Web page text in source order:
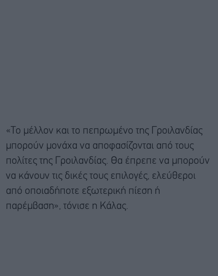
«Το μέλλον και το πεπρωμένο της Γροιλανδίας
μπορούν μονάχα να αποφασίζονται από τους
πολίτες της Γροιλανδίας. Θα έπρεπε να μπορούν
να κάνουν τις δικές τους επιλογές, ελεύθεροι
από οποιαδήποτε εξωτερική πίεση ή
παρέμβαση», τόνισε η Κάλας.